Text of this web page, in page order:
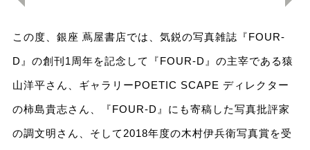
この度、銀座 蔦屋書店では、気鋭の写真雑誌『FOUR-
D』の創刊1周年を記念して『FOUR-D』の主宰である猿
山洋平さん、ギャラリーPOETIC SCAPE ディレクター
の柿島貴志さん、『FOUR-D』にも寄稿した写真批評家
の調文明さん、そして2018年度の木村伊兵衛写真賞を受